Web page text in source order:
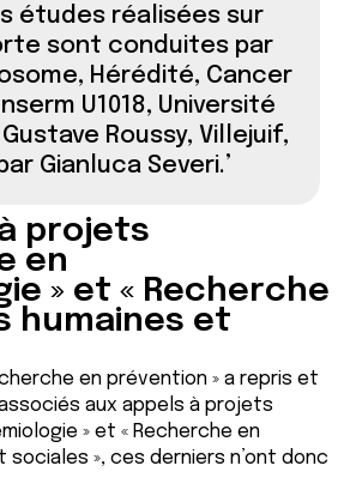
études réalisées sur
sont conduites par
Hérédité, Cancer
U1018, Université
Roussy, Villejuif,
Gianluca Severi.
projets
en
» et « Recherche
humaines et
en prévention » a repris et
aux appels à projets
» et « Recherche en
sociales », ces derniers n’ont donc